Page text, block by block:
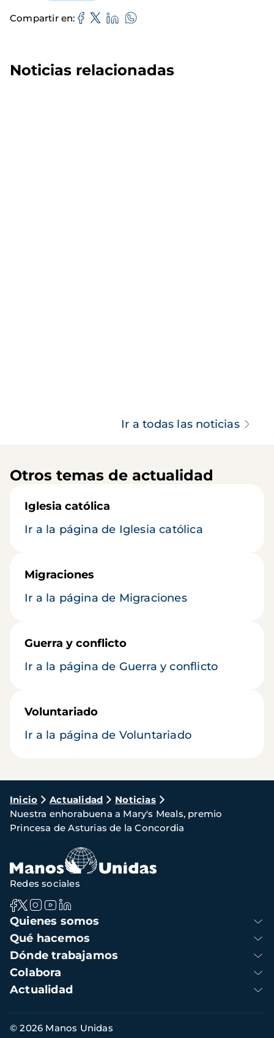
Compartir en
Noticias relacionadas
Ir a todas las noticias
Otros temas de actualidad
Iglesia católica
Ir a la página de Iglesia católica
Migraciones
Ir a la página de Migraciones
Guerra y conflicto
Ir a la página de Guerra y conflicto
Voluntariado
Ir a la página de Voluntariado
Ruta
de
navegación
Inicio Actualidad
Noticias
Nuestra enhorabuena a Mary's Meals, premio
Princesa de Asturias de la Concordia
Navegación
principal
Quienes somos
Qué hacemos
Dónde trabajamos
Colabora
Actualidad
Redes sociales
Información
© 2026 Manos Unidas